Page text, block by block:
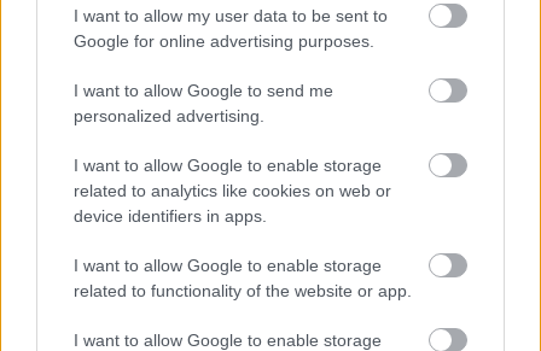
I want to allow my user data to be sent to
Google for online advertising purposes.
I want to allow Google to send me
personalized advertising.
I want to allow Google to enable storage
related to analytics like cookies on web or
device identifiers in apps.
I want to allow Google to enable storage
related to functionality of the website or app.
I want to allow Google to enable storage
Egyre több embernél jelentkezik ez a hiányállapot – az
első jelek szinte észrevehetetlenek